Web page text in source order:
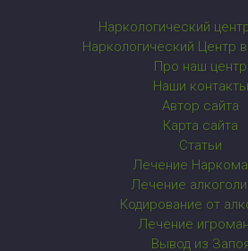
Наркологический
Наркологический Центр
Про наш центр
Наши контакты
Автор сайта
Карта сайта
Статьи
Лечение
Лечение
Кодирование от
Лечение
Вывод из